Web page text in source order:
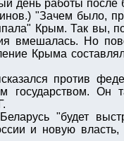
день работы после
"Зачем было,
Крым. Так вы,
вмешалась. Но
Крыма
против
государством. Он
"будет
и новую